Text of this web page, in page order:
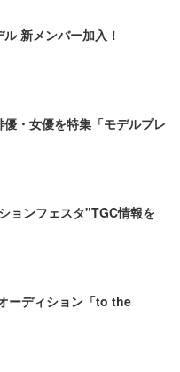
新メンバー加入！
・女優を特集「モデルプレ
ョンフェスタ"TGC情報を
ーディション「to the